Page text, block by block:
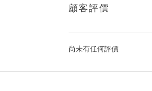
顧客評價
尚未有任何評價